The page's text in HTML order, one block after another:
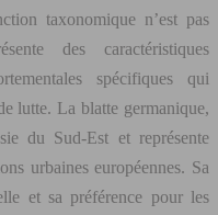
taxonomique n’est pas
des caractéristiques
spécifiques qui
lutte. La blatte germanique,
du Sud-Est et représente
urbaines européennes. Sa
et sa préférence pour les